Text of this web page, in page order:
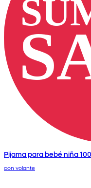
Pijama para bebé niña
con volante